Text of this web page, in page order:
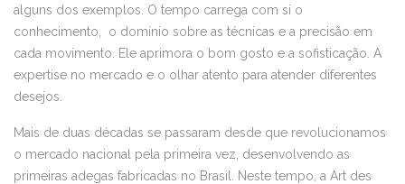
alguns dos exemplos. O tempo carrega com si o
conhecimento, o domínio sobre as técnicas e a precisão em
cada movimento. Ele aprimora o bom gosto e a sofisticação. A
expertise no mercado e o olhar atento para atender diferentes
desejos.
Mais de duas décadas se passaram desde que revolucionamos
o mercado nacional pela primeira vez, desenvolvendo as
primeiras adegas fabricadas no Brasil. Neste tempo, a Art des